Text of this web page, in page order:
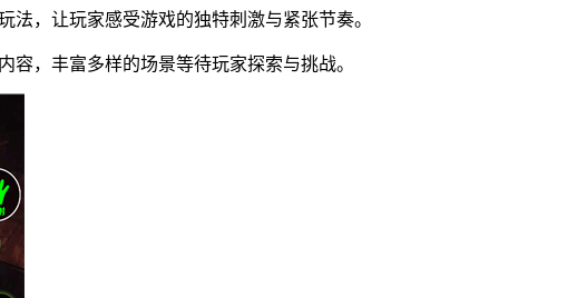
，让玩家感受游戏的独特刺激与紧张节奏。
，丰富多样的场景等待玩家探索与挑战。